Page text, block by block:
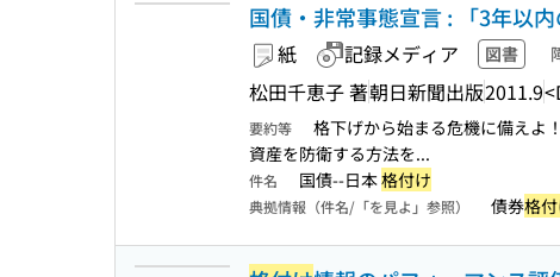
国債・非常事態宣言 : 「3年以
紙 記録メディア 図書
松田千恵子 著朝日新聞出版2011.9
要約等 格下げから始まる危機に備え
資産を防衛する方法を...
件名 国債--日本格付け
典拠情報（件名/「を見よ」参照） 債券格